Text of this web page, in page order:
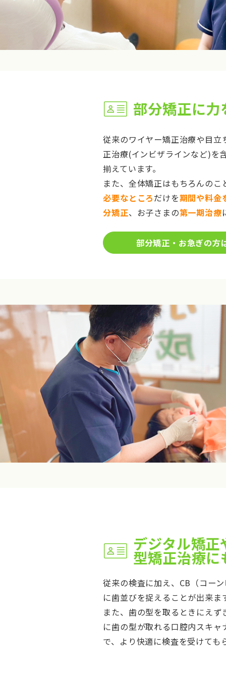
部分矯正に
従来のワイヤー矯正治療や目立
正治療(インビザラインなど)を
揃えています。
また、全体矯正はもちろんのこ
必要なところだけを期間や料金
分矯正、お子さまの第一期治療
部分矯正・お急ぎの方
デジタル矯
型矯正治療に
従来の検査に加え、CB（コー
に歯並びを捉えることが出来ま
また、歯の型を取るときにえ
に歯の型が取れる口腔内スキ
で、より快適に検査を受けても